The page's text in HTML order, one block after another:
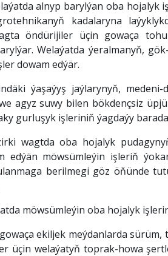
alnyp barylýan oba
kadalaryna
öndürijiler üçin gowaça
Welaýatda ýeralmanyň,
dowam edýär.
ýaşaýyş jaýlarynyň,
agyz suwy bilen bökdençsiz
gurluşyk işleriniň ýagdaýy
wagtda oba hojalyk
edýän möwsümleýin işleriň
berilmegi göz öňünde
möwsümleýin oba hojalyk
ekiljek meýdanlarda
üçin welaýatyň toprak-howa